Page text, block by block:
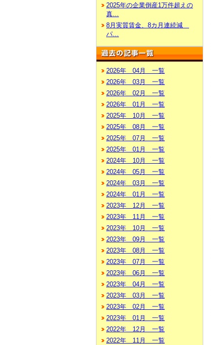
2025年の企業倒産1万件超えの
真…
8月実質賃金、8カ月連続減
パ…
2026年 04月 一覧
2026年 03月 一覧
2026年 02月 一覧
2026年 01月 一覧
2025年 10月 一覧
2025年 08月 一覧
2025年 07月 一覧
2025年 01月 一覧
2024年 10月 一覧
2024年 05月 一覧
2024年 03月 一覧
2024年 01月 一覧
2023年 12月 一覧
2023年 11月 一覧
2023年 10月 一覧
2023年 09月 一覧
2023年 08月 一覧
2023年 07月 一覧
2023年 06月 一覧
2023年 04月 一覧
2023年 03月 一覧
2023年 02月 一覧
2023年 01月 一覧
2022年 12月 一覧
2022年 11月 一覧